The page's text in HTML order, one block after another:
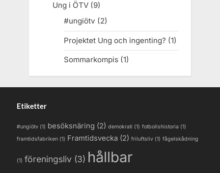
Ung i ÖTV(9)
#ungiötv (2)
Projektet Ung och ingenting? (1)
Sommarkompis(1)
Etiketter
#ungiötv (1) besöksnäring (2) demokrati (1) fotbollshistoria (1)
framtidsfabriken (1) Framtidsvecka (2) friluftsliv (1) fågelskådning
(1) föreningsliv (3) hållbar